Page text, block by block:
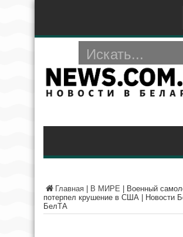
Главная В МИРЕ
Военный
потерпел крушение в США | Новости
БелТА